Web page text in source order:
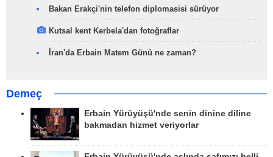
Bakan Erakçi'nin telefon diplomasisi sürüyor
Kutsal kent Kerbela'dan fotoğraflar
İran'da Erbain Matem Günü ne zaman?
Demeç
Erbain Yürüyüşü'nde senin dinine diline
bakmadan hizmet veriyorlar